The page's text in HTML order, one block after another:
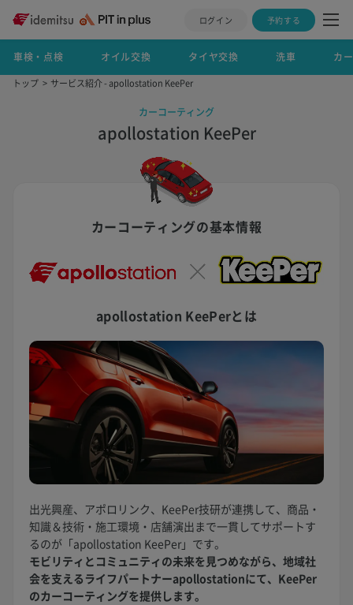
ログイン 予約する
車検・点検 オイル交換 タイヤ交換 洗車 カ
トップ サービス紹介 - apollostation KeePer
カーコーティング
apollostation KeePer
カーコーティングの基本情報
apollostation KeePerとは
出光興産、アポロリンク、KeePer技研が連携して、商品・
知識＆技術・施工環境・店舗演出まで一貫してサポートす
るのが「apollostation KeePer」です。
モビリティとコミュニティの未来を見つめながら、地域社
会を支えるライフパートナーapollostationにて、KeePer
のカーコーティングを提供します。